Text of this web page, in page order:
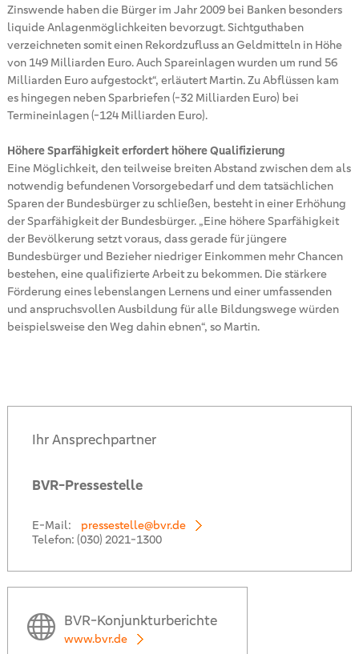
Zinswende haben die Bürger im Jahr 2009 bei Banken besonders
liquide Anlagenmöglichkeiten bevorzugt. Sichtguthaben
verzeichneten somit einen Rekordzufluss an Geldmitteln in Höhe
von 149 Milliarden Euro. Auch Spareinlagen wurden um rund 56
Milliarden Euro aufgestockt“, erläutert Martin. Zu Abflüssen kam
es hingegen neben Sparbriefen (-32 Milliarden Euro) bei
Termineinlagen (-124 Milliarden Euro).
Höhere Sparfähigkeit erfordert höhere Qualifizierung
Eine Möglichkeit, den teilweise breiten Abstand zwischen dem als
notwendig befundenen Vorsorgebedarf und dem tatsächlichen
Sparen der Bundesbürger zu schließen, besteht in einer Erhöhung
der Sparfähigkeit der Bundesbürger. „Eine höhere Sparfähigkeit
der Bevölkerung setzt voraus, dass gerade für jüngere
Bundesbürger und Bezieher niedriger Einkommen mehr Chancen
bestehen, eine qualifizierte Arbeit zu bekommen. Die stärkere
Förderung eines lebenslangen Lernens und einer umfassenden
und anspruchsvollen Ausbildung für alle Bildungswege würden
beispielsweise den Weg dahin ebnen“, so Martin.
Ihr Ansprechpartner
BVR-Pressestelle
E-Mail:
pressestelle@bvr.de
Telefon: (030) 2021-1300
BVR-Konjunkturberichte
www.bvr.de